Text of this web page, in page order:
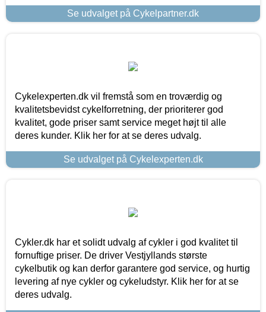
Se udvalget på Cykelpartner.dk
Cykelexperten.dk vil fremstå som en troværdig og
kvalitetsbevidst cykelforretning, der prioriterer god
kvalitet, gode priser samt service meget højt til alle
deres kunder. Klik her for at se deres udvalg.
Se udvalget på Cykelexperten.dk
Cykler.dk har et solidt udvalg af cykler i god kvalitet til
fornuftige priser. De driver Vestjyllands største
cykelbutik og kan derfor garantere god service, og hurtig
levering af nye cykler og cykeludstyr. Klik her for at se
deres udvalg.